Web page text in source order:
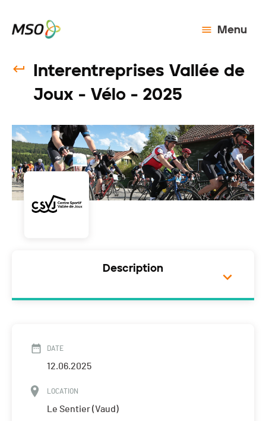
Menu
Interentreprises Vallée de
Joux - Vélo - 2025
Description
DATE
12.06.2025
LOCATION
Le Sentier (Vaud)